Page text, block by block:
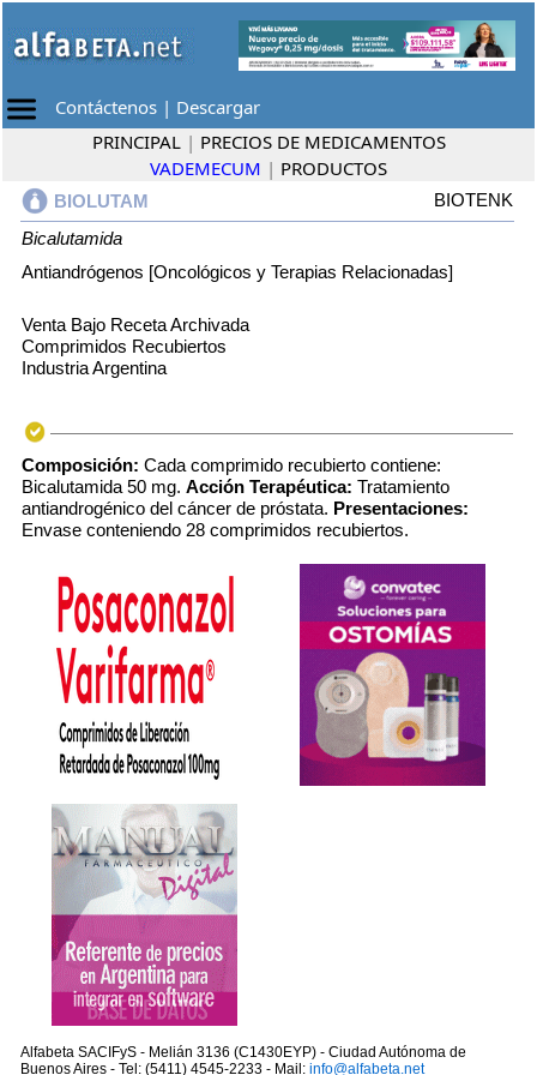
Contáctenos | Descargar
PRINCIPAL | PRECIOS DE MEDICAMENTOS
VADEMECUM | PRODUCTOS
BIOLUTAM
BIOTENK
Bicalutamida
Antiandrógenos [Oncológicos y Terapias Relacionadas]
Venta Bajo Receta Archivada
Comprimidos Recubiertos
Industria Argentina
Composición: Cada comprimido recubierto contiene:
Bicalutamida 50 mg. Acción Terapéutica: Tratamiento
antiandrogénico del cáncer de próstata. Presentaciones:
Envase conteniendo 28 comprimidos recubiertos.
Alfabeta SACIFyS - Melián 3136 (C1430EYP) - Ciudad Autónoma de
Buenos Aires - Tel: (5411) 4545-2233 - Mail: info@alfabeta.net